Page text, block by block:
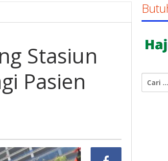
Stasiun
Pasien
untuk: